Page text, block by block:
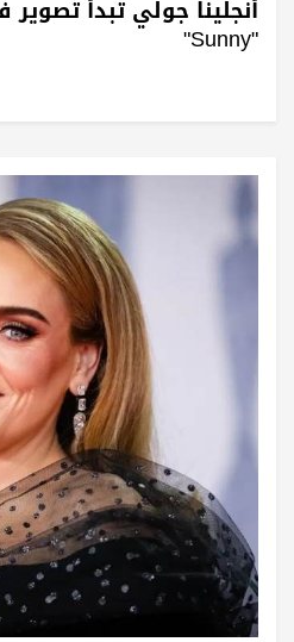
أنجلينا جولي تبدأ تصوير
"Sunny"